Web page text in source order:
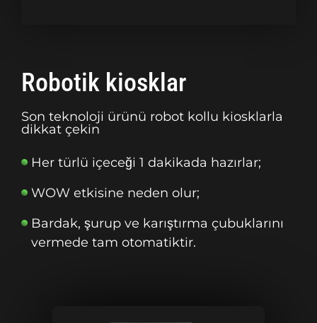
Robotik kiosklar
Son teknoloji ürünü robot kollu kiosklarla
dikkat çekin
Her türlü içeceği 1 dakikada hazırlar;
WOW etkisine neden olur;
Bardak, şurup ve karıştırma çubuklarını
vermede tam otomatiktir.